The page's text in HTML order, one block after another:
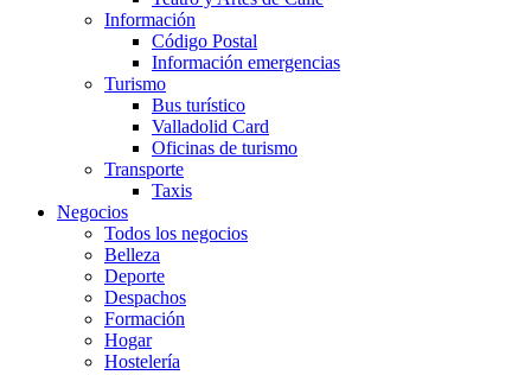
Información
Código Postal
Información emergencias
Turismo
Bus turístico
Valladolid Card
Oficinas de turismo
Transporte
Taxis
Negocios
Todos los negocios
Belleza
Deporte
Despachos
Formación
Hogar
Hostelería